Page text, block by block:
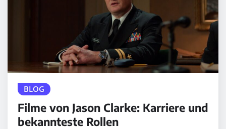
BLOG
Filme von Jason Clarke: Karriere und
bekannteste Rollen